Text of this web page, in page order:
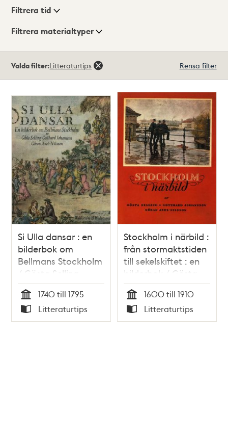
Visningsläge
Filtrera tid
Filtrera materialtyper
träffar
Valda filter:Litteraturtips Rensa filter
Si Ulla dansar : en
bilderbok om
Bellmans Stockholm
/ Gösta Selling
Tid
1740 till 1795
Typ
Litteraturtips
Stockholm i närbild :
från stormaktstiden
till sekelskiftet : en
bilderbok / Gösta
Selling
Tid
1600 till 1910
Typ
Litteraturtips